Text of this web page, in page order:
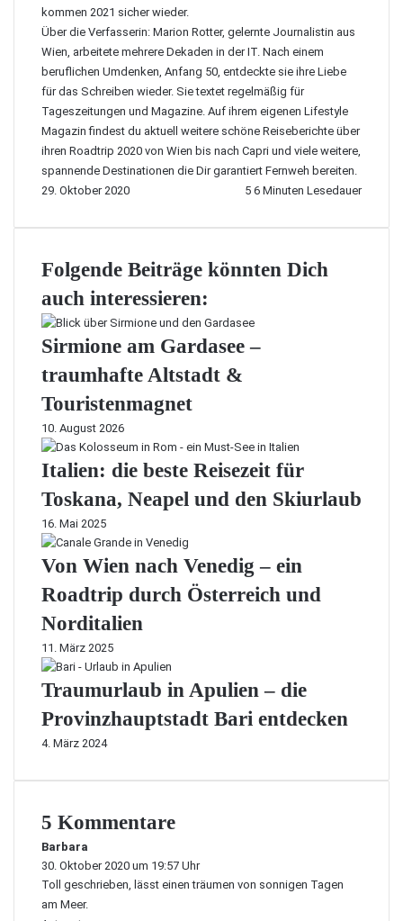
kommen 2021 sicher wieder.
Über die Verfasserin: Marion Rotter, gelernte Journalistin aus
Wien, arbeitete mehrere Dekaden in der IT. Nach einem
beruflichen Umdenken, Anfang 50, entdeckte sie ihre Liebe
für das Schreiben wieder. Sie textet regelmäßig für
Tageszeitungen und Magazine. Auf ihrem eigenen Lifestyle
Magazin findest du aktuell weitere schöne Reiseberichte über
ihren Roadtrip 2020 von Wien bis nach Capri und viele weitere,
spannende Destinationen die Dir garantiert Fernweh bereiten.
29. Oktober 2020
5 6 Minuten Lesedauer
Folgende Beiträge könnten Dich
auch interessieren:
Sirmione am Gardasee –
traumhafte Altstadt &
Touristenmagnet
10. August 2026
Italien: die beste Reisezeit für
Toskana, Neapel und den Skiurlaub
16. Mai 2025
Von Wien nach Venedig – ein
Roadtrip durch Österreich und
Norditalien
11. März 2025
Traumurlaub in Apulien – die
Provinzhauptstadt Bari entdecken
4. März 2024
5 Kommentare
Barbara
a
g
30. Oktober 2020 um 19:57 Uhr
Toll geschrieben, lässt einen träumen von sonnigen Tagen
am Meer.